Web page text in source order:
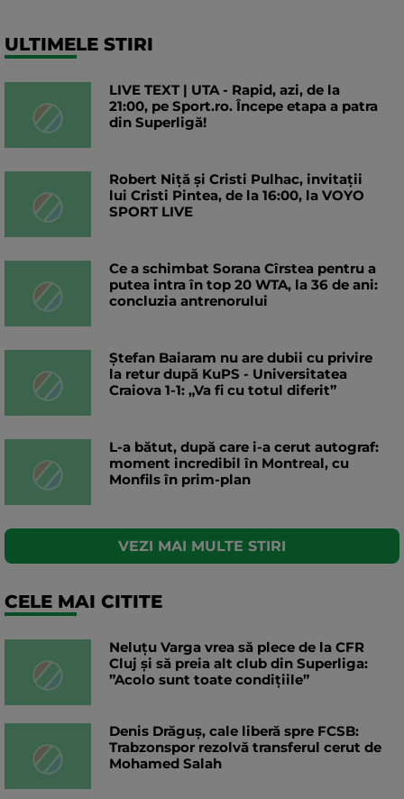
ULTIMELE STIRI
LIVE TEXT | UTA - Rapid, azi, de la
21:00, pe Sport.ro. Începe etapa a patra
din Superligă!
Robert Niță și Cristi Pulhac, invitații
lui Cristi Pintea, de la 16:00, la VOYO
SPORT LIVE
Ce a schimbat Sorana Cîrstea pentru a
putea intra în top 20 WTA, la 36 de ani:
concluzia antrenorului
Ștefan Baiaram nu are dubii cu privire
la retur după KuPS - Universitatea
Craiova 1-1: „Va fi cu totul diferit”
L-a bătut, după care i-a cerut autograf:
moment incredibil în Montreal, cu
Monfils în prim-plan
VEZI MAI MULTE STIRI
CELE MAI CITITE
Neluțu Varga vrea să plece de la CFR
Cluj și să preia alt club din Superliga:
”Acolo sunt toate condițiile”
Denis Drăguș, cale liberă spre FCSB:
Trabzonspor rezolvă transferul cerut de
Mohamed Salah